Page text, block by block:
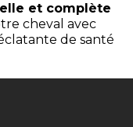
et complète
cheval avec
de santé